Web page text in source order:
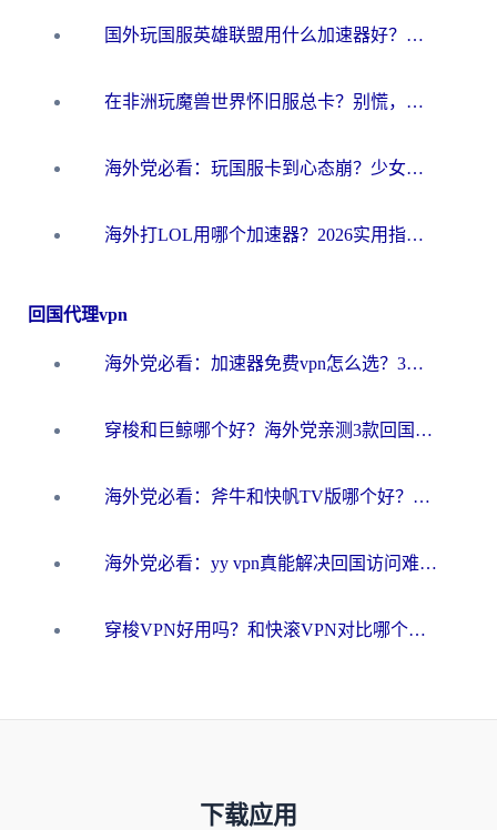
国外玩国服英雄联盟用什么加速器好？海外党亲测有效的国服游戏加速指南
在非洲玩魔兽世界怀旧服总卡？别慌，这份指南帮你丝滑开荒
海外党必看：玩国服卡到心态崩？少女前线云图计划加速器免费推荐+碧蓝航线足球世界流畅攻略
海外打LOL用哪个加速器？2026实用指南：从延迟到设备适配，一篇解决你的国服游戏痛点
回国代理vpn
海外党必看：加速器免费vpn怎么选？3步教你无缝访问国内资源
穿梭和巨鲸哪个好？海外党亲测3款回国加速器，教你避开90%的坑
海外党必看：斧牛和快帆TV版哪个好？3分钟选对回国加速器，无缝刷B站、追热剧
海外党必看：yy vpn真能解决回国访问难题？附云极initap测评+免费方案对比
穿梭VPN好用吗？和快滚VPN对比哪个回国效果更好？海外党选回国加速器必看指南
下载应用